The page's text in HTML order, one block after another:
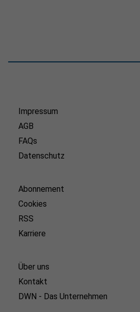
Impressum
AGB
FAQs
Datenschutz
Abonnement
Cookies
RSS
Karriere
Über uns
Kontakt
DWN - Das Unternehmen